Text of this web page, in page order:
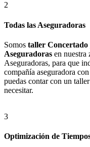
2
Todas las Aseguradoras
Somos taller Concertado
Aseguradoras en nuestra
Aseguradoras, para que
compañía aseguradora
puedas contar con un
necesitar.
3
Optimización de